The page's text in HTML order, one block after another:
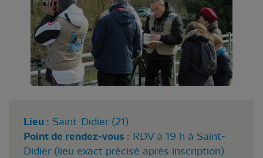
Lieu : Saint-Didier (21)
Point de rendez-vous : RDV à 19 h à Saint-
Didier (lieu exact précisé après inscription)